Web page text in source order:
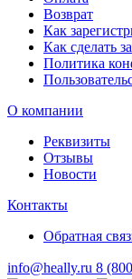
Возврат
Как
Как сделать
Политика
О компании
Реквизиты
Отзывы
Новости
Контакты
Обратная
info@heally.ru 8